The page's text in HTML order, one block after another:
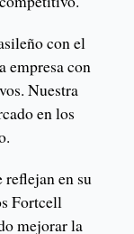
con el
empresa con
Nuestra
en los
reflejan en su
Fortcell
mejorar la